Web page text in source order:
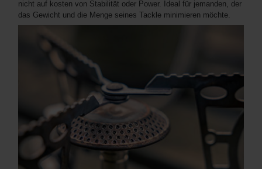
nicht auf kosten von Stabilität oder Power. Ideal für jemanden, der
das Gewicht und die Menge seines Tackle minimieren möchte.